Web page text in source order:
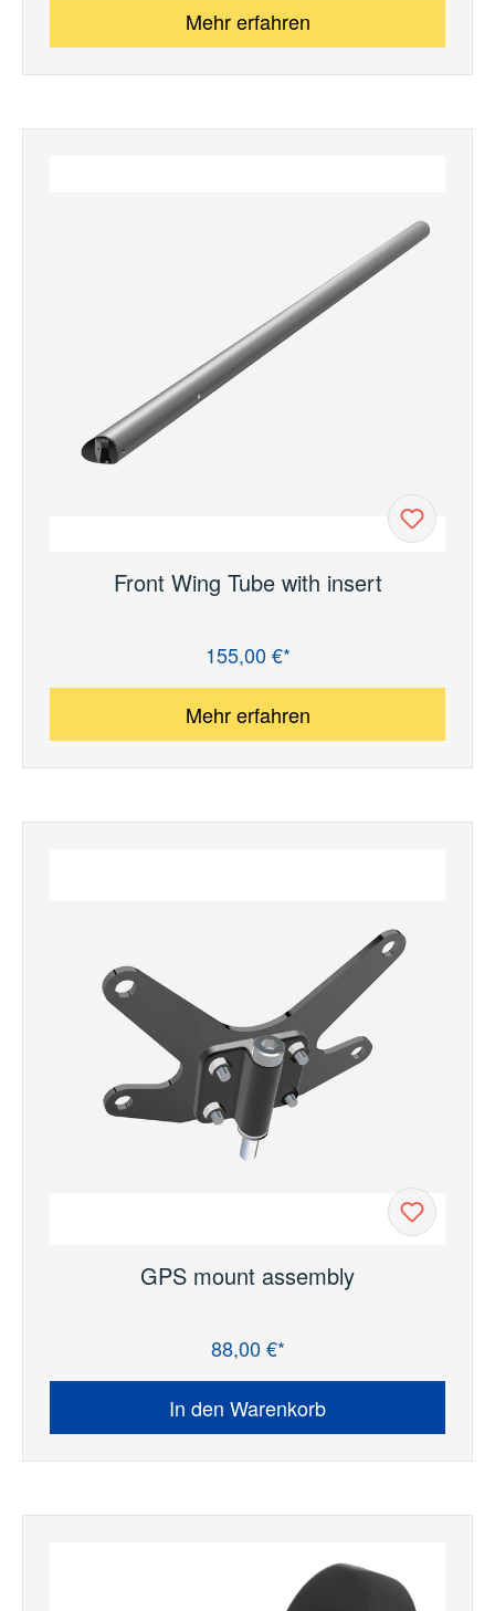
Mehr erfahren
Front Wing Tube with insert
155,00 €*
Mehr erfahren
GPS mount assembly
88,00 €*
In den Warenkorb